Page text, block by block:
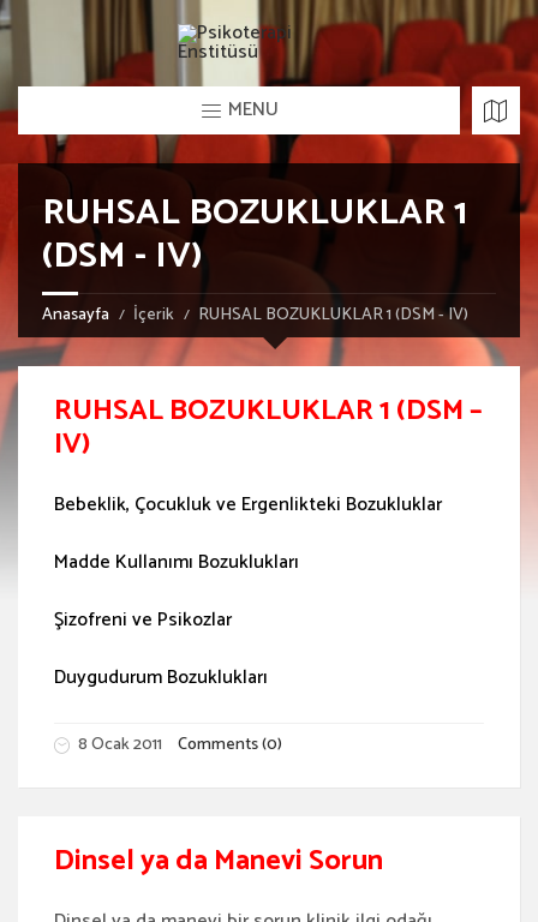
MENU
RUHSAL BOZUKLUKLAR 1
(DSM - IV)
Anasayfa İçerik RUHSAL BOZUKLUKLAR 1 (DSM - IV)
RUHSAL BOZUKLUKLAR 1 (DSM –
IV)
Bebeklik, Çocukluk ve Ergenlikteki Bozukluklar
Madde Kullanımı Bozuklukları
Şizofreni ve Psikozlar
Duygudurum Bozuklukları
8 Ocak 2011 Comments (0)
Dinsel ya da Manevi Sorun